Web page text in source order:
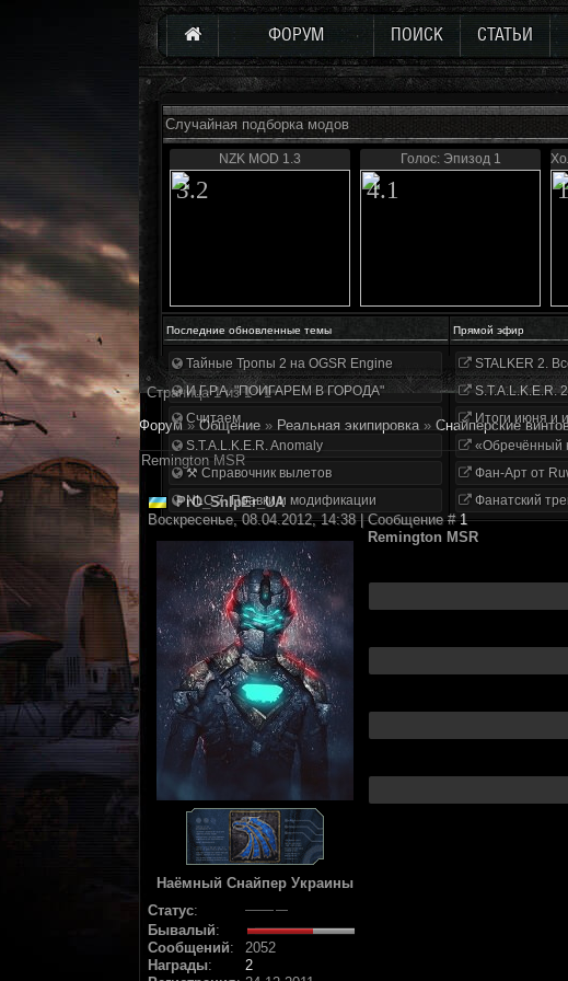
ФОРУМ ПОИСК СТАТЬИ
Случайная подборка модов
NZK MOD 1.3
3.2
Голос: Эпизод 1
4.1
Последние обновленные темы Прямой эфир
Тайные Тропы 2 на OGSR Engine
И.Г.Р.А. "ПОИГАРЕМ В ГОРОДА"
Считаем
S.T.A.L.K.E.R. Anomaly
⚒ Справочник вылетов
NLC 7. Правки и модификации
STALKER 2.
S.T.A.L.K.E.R.
Итоги июня и
«Обречённый
Фан-Арт от
Фанатский
Страница1из1
1
Форум » Общение » Реальная экипировка » Снайперские
Remington MSR
PrO_SnIpEr_UA
Воскресенье, 08.04.2012, 14:38 | Сообщение #1
Наёмный Снайпер Украины
Статус:
Бывалый:
Сообщений:
2052
Награды:
2
Remington MSR